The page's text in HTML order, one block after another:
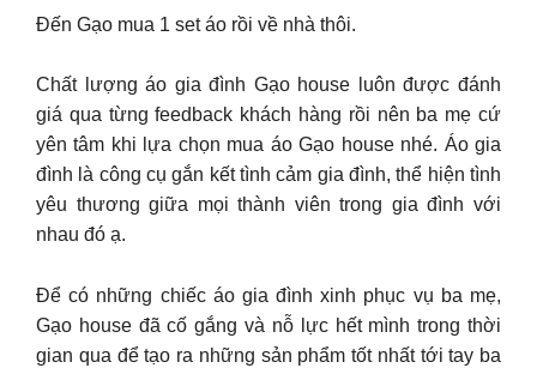
Đến Gạo mua 1 set áo rồi về nhà thôi.
Chất lượng áo gia đình Gạo house luôn được đánh
giá qua từng feedback khách hàng rồi nên ba mẹ cứ
yên tâm khi lựa chọn mua áo Gạo house nhé. Áo gia
đình là công cụ gắn kết tình cảm gia đình, thể hiện tình
yêu thương giữa mọi thành viên trong gia đình với
nhau đó ạ.
Để có những chiếc áo gia đình xinh phục vụ ba mẹ,
Gạo house đã cố gắng và nỗ lực hết mình trong thời
gian qua để tạo ra những sản phẩm tốt nhất tới tay ba